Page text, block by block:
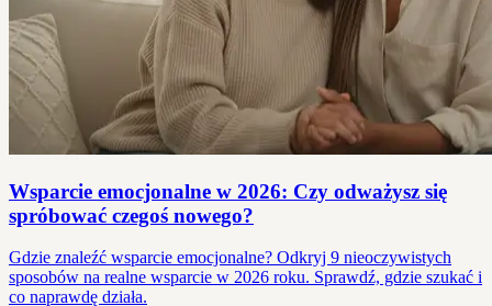
Wsparcie emocjonalne w 2026: Czy odważysz się
spróbować czegoś nowego?
Gdzie znaleźć wsparcie emocjonalne? Odkryj 9 nieoczywistych
sposobów na realne wsparcie w 2026 roku. Sprawdź, gdzie szukać i
co naprawdę działa.